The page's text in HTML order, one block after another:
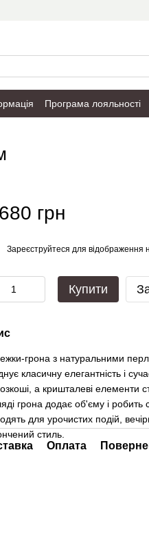
Програма лояльності
грн
Зареєструйтеся для відображення
Купити
грона з натуральними
класичну елегантність і
а кришталеві елементи
грона додає об'єму і
для урочистих подій,
стиль.
Оплата